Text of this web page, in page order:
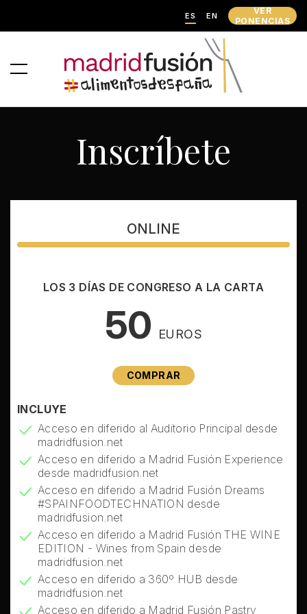
ES EN
VER
PONENCIAS
Inscríbete
ONLINE
LOS 3 DÍAS DE CONGRESO A LA CARTA
50 EUROS
COMPRAR
INCLUYE
Acceso en diferido al Auditorio Principal desde
madridfusion.net
Acceso en diferido a Madrid Fusión Experience
desde madridfusion.net
Acceso en diferido a Madrid Fusión Dreams
#SPAINFOODTECHNATION desde
madridfusion.net
Acceso en diferido a Madrid Fusión THE WINE
EDITION - Wines from Spain desde
madridfusion.net
Acceso en diferido a 360º HUB desde
madridfusion.net
Acceso en diferido a Madrid Fusión Pastry